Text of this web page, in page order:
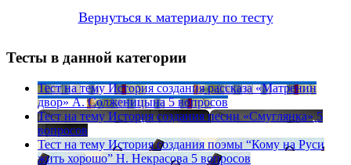
Вернуться к материалу по тесту
Тесты в данной категории
Тест на тему История создания рассказа «Матренин
двор» А. Солженицына 5 вопросов
Тест на тему История создания песни «Смуглянка» 5
вопросов
Тест на тему История создания поэмы “Кому на Руси
жить хорошо” Н. Некрасова 5 вопросов